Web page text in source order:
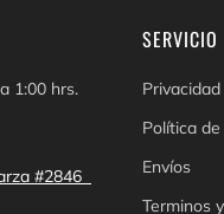
1:00 hrs.
#2846
SERVICIO
Privacidad
Política
Envíos
Terminos